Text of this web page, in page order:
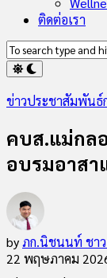
ติดต่อเรา
ข่าวประชาสัมพันธ์
คบส.แม่กล
อบรมอาส
byภก.นิชนนท์ ชาว
22 พฤษภาคม